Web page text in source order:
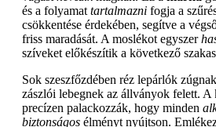
és a folyamat tartalmazni fogja a
csökkentése érdekében, segítve a
friss maradását. A moslékot egyszer
szíveket előkészítik a következő
Sok szeszfőzdében réz lepárlók
zászlói lebegnek az állványok felett. A
precízen palackozzák, hogy minden
biztonságos élményt nyújtson.